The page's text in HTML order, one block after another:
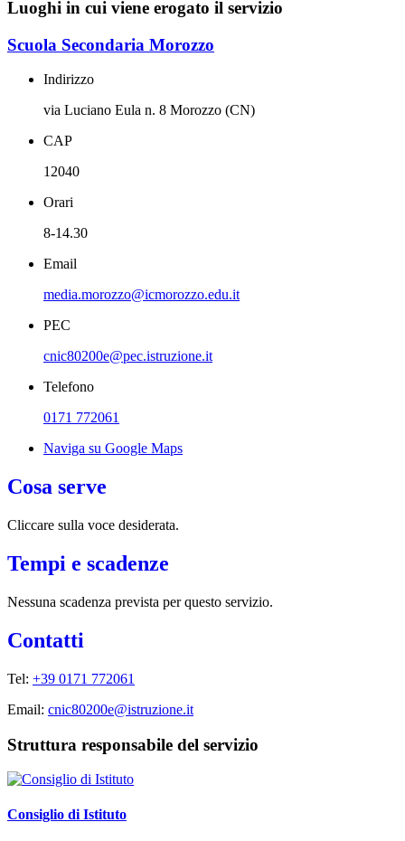
Luoghi in cui viene erogato il servizio
Scuola Secondaria Morozzo
Indirizzo
via Luciano Eula n. 8 Morozzo (CN)
CAP
12040
Orari
8-14.30
Email
media.morozzo@icmorozzo.edu.it
PEC
cnic80200e@pec.istruzione.it
Telefono
0171 772061
Naviga su Google Maps
Cosa serve
Cliccare sulla voce desiderata.
Tempi e scadenze
Nessuna scadenza prevista per questo servizio.
Contatti
Tel: +39 0171 772061
Email: cnic80200e@istruzione.it
Struttura responsabile del servizio
Consiglio di Istituto